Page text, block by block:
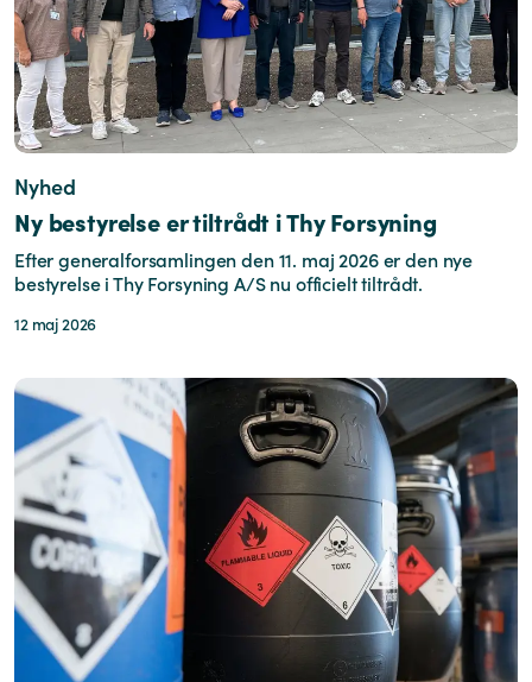
Nyhed
Ny bestyrelse er tiltrådt i Thy Forsyning
Efter generalforsamlingen den 11. maj 2026 er den nye
bestyrelse i Thy Forsyning A/S nu officielt tiltrådt.
12 maj 2026